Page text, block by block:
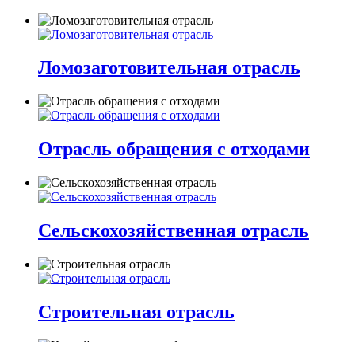
Ломозаготовительная отрасль
Отрасль обращения с отходами
Сельскохозяйственная отрасль
Строительная отрасль